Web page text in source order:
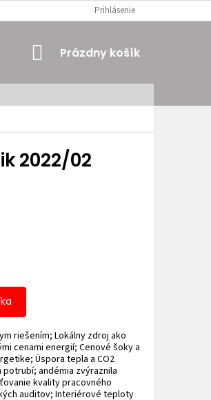
Prihlásenie
NÁKUPNÝ
Prázdny košík
2022/02
riešením; Lokálny zdroj ako
cenami energií; Cenové šoky a
Úspora tepla a CO2
andémia zvýraznila
kvality pracovného
auditov; Interiérové teploty